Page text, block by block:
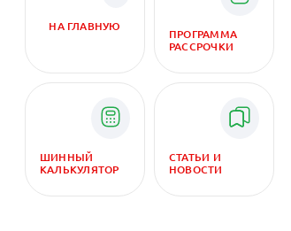
НА ГЛАВНУЮ
ПРОГРАММА
РАССРОЧКИ
ШИННЫЙ
КАЛЬКУЛЯТОР
СТАТЬИ И
НОВОСТИ